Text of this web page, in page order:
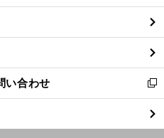
ン
ド
ウ
で
開
く
い合わせ
新
し
い
ウ